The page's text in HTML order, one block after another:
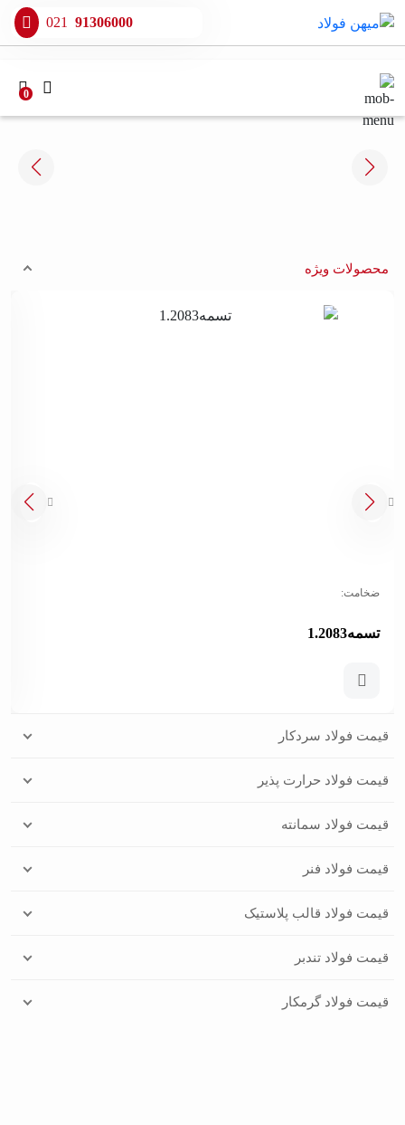
021 91306000
0
محصولات ویژه
ضخامت:
تسمه1.2083
قیمت فولاد سردکار
قیمت فولاد حرارت پذیر
قیمت فولاد سمانته
قیمت فولاد فنر
قیمت فولاد قالب پلاستیک
قیمت فولاد تندبر
قیمت فولاد گرمکار